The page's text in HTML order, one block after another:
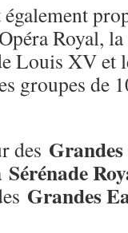
Royal,
Louis XV et
groupes de
des
Sérénade
Grandes